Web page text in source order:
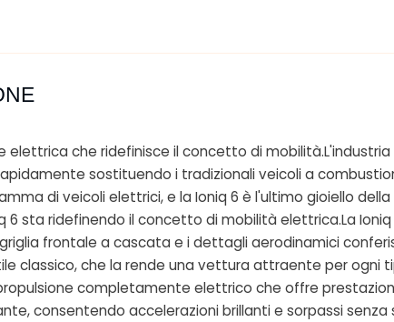
elettrica che ridefinisce il concetto di
sostituendo i tradizionali veicoli a
di veicoli elettrici, e la Ioniq 6 è l'ultimo gioiello
6 sta ridefinendo il concetto di mobilità elettrica.La
frontale a cascata e i dettagli aerodinamici
classico, che la rende una vettura attraente per ogni
completamente elettrico che offre
consentendo accelerazioni brillanti e sorpassi